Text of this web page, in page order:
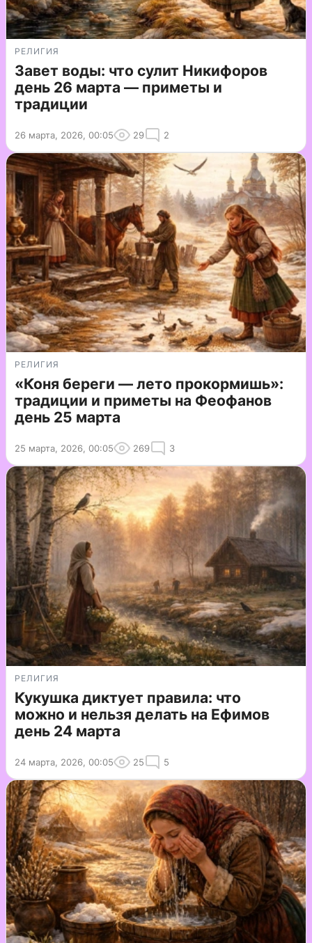
РЕЛИГИЯ
Завет воды: что сулит Никифоров
день 26 марта — приметы и
традиции
26 марта, 2026, 00:05 29 2
РЕЛИГИЯ
«Коня береги — лето прокормишь»:
традиции и приметы на Феофанов
день 25 марта
25 марта, 2026, 00:05 269 3
РЕЛИГИЯ
Кукушка диктует правила: что
можно и нельзя делать на Ефимов
день 24 марта
24 марта, 2026, 00:05 25 5